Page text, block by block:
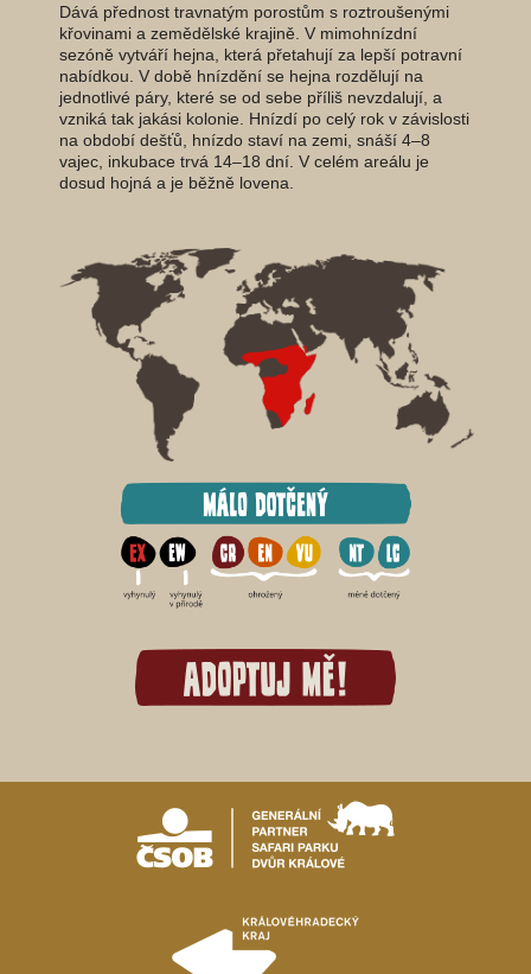
Dává přednost travnatým porostům s roztroušenými
křovinami a zemědělské krajině. V mimohnízdní
sezóně vytváří hejna, která přetahují za lepší potravní
nabídkou. V době hnízdění se hejna rozdělují na
jednotlivé páry, které se od sebe příliš nevzdalují, a
vzniká tak jakási kolonie. Hnízdí po celý rok v závislosti
na období dešťů, hnízdo staví na zemi, snáší 4–8
vajec, inkubace trvá 14–18 dní. V celém areálu je
dosud hojná a je běžně lovena.